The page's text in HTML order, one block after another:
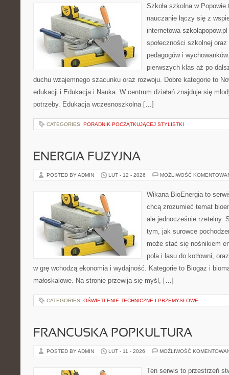
Szkoła szkolna w
nauczanie łączy się z
internetowa
społeczności szkolnej
pedagogów i
pierwszych klas aż po
duchu wzajemnego szacunku oraz rozwoju. Dobre kategorie to
edukacji i Edukacja i Nauka. W centrum działań znajduje się
potrzeby. Edukacja wczesnoszkolna […]
CATEGORIES: PORADNIK POCZĄTKUJĄCEJ STYLISTKI
ENERGIA FUZYJNA
POSTED BY ADMIN LUT - 12 - 2026 MOŻLIWOŚĆ
Wikana BioEnergia to
chcą zrozumieć temat
ale jednocześnie rzetelny.
tym, jak surowce
może stać się nośnikiem
pola i lasu do kotłowni,
w grę wchodzą ekonomia i wydajność. Kategorie to Biogaz i
małoskalowe. Na stronie przewija się myśl, […]
CATEGORIES: OŚWIETLENIE TECHNICZNE I PRZEMYSŁOWE
FRANCUSKA POPKULTURA
POSTED BY ADMIN LUT - 11 - 2026 MOŻLIWOŚĆ
Ten serwis to przestrzeń